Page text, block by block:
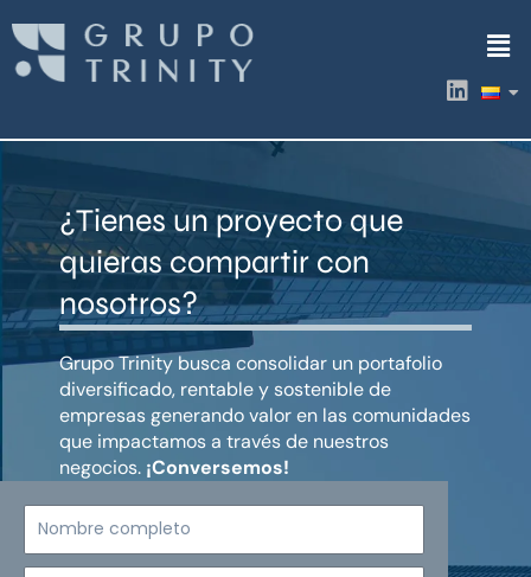
contenido
L
i
k
i
¿Tienes un proyecto que
quieras compartir con
nosotros?
Grupo Trinity busca consolidar un portafolio
diversificado, rentable y sostenible de
empresas generando valor en las comunidades
que impactamos a través de nuestros
negocios. ¡Conversemos!